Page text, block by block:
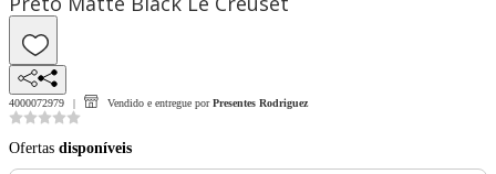
4000072979 Vendido e entregue por Presentes Rodriguez
Ofertas disponíveis